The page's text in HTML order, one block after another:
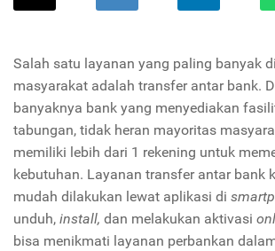
Salah satu layanan yang paling banyak
masyarakat adalah transfer antar bank.
banyaknya bank yang menyediakan
tabungan, tidak heran mayoritas
memiliki lebih dari 1 rekening untuk
kebutuhan. Layanan transfer antar bank
mudah dilakukan lewat aplikasi di
unduh, install, dan melakukan aktivasi
bisa menikmati layanan perbankan